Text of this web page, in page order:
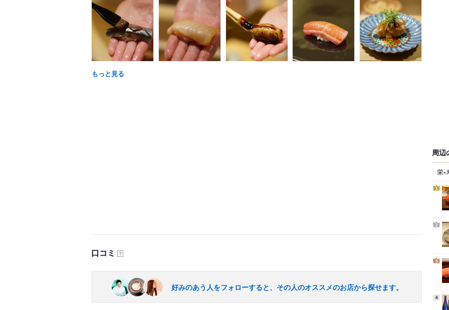
もっと見る
口コミ ？
好みのあう人をフォローすると、その人のオススメのお店から探せます。
周辺
栄×
1
2
3
4